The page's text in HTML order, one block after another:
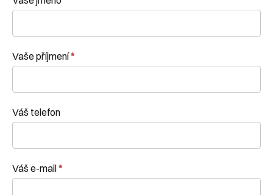
formulář
Vaše příjmení*
Váš telefon
Váš e-mail*